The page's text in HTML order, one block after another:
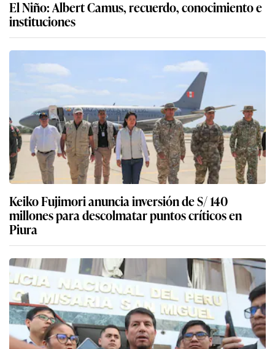
El Niño: Albert Camus, recuerdo, conocimiento e
instituciones
Keiko Fujimori anuncia inversión de S/ 140
millones para descolmatar puntos críticos en
Piura